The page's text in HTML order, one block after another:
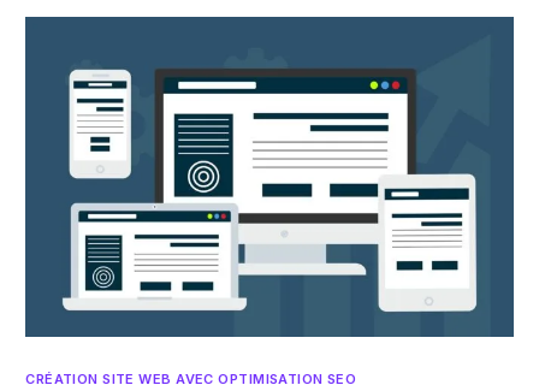
CRÉATION SITE WEB AVEC OPTIMISATION SEO